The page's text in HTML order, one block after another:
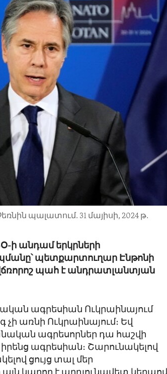
պալատում. 31 մայիսի, 2024 թ.
ի անդամ երկրների
պետքարտուղար Էնթոնի
պահ է անդրատլանտյան
ագրեսիան Ուկրաինայում
առնի Ուկրաինայում։ Եվ
ագրեսորներ դա հաշվի
ագրեսիան։ Շարունակելով
ցույց տալ մեր